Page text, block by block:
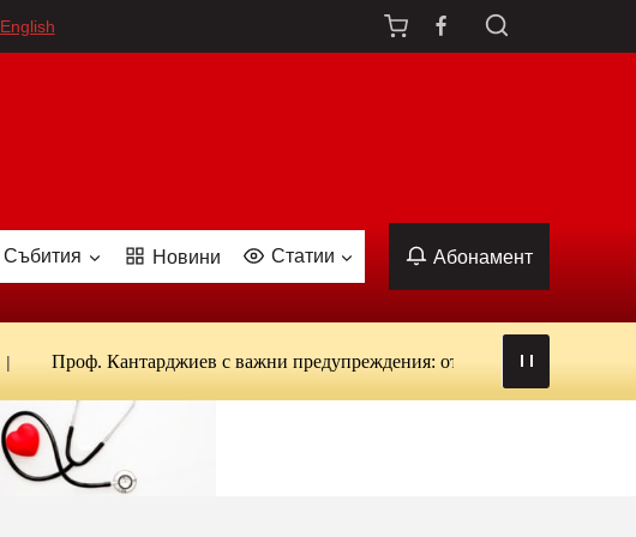
English
Събития Новини Статии Абонамент
Проф. Кантарджиев с важни предупреждения: от вируси и ухапвания от